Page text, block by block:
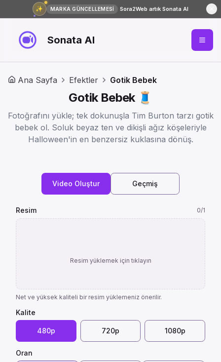
✨ MARKA GÜNCELLEMESİ Sora2Web artık Sonata AI
Sonata AI
Ana Sayfa Efektler Gotik Bebek
Gotik Bebek 🧵
Fotoğrafını yükle; tek dokunuşla Tim Burton tarzı gotik
bebek ol. Soluk beyaz ten ve dikişli ağız köşeleriyle
Halloween'in en benzersiz kuklasına dönüş.
Video Oluştur Geçmiş
Resim 0/1
Resim yüklemek için tıklayın
Net ve yüksek kaliteli bir resim yüklemeniz önerilir.
Kalite
480p 720p 1080p
Oran